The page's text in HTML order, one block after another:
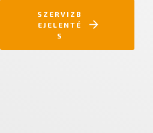
SZERVIZB
EJELENTÉ
S